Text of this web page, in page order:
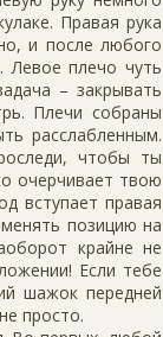
Правая рука
и после любого
Левое плечо чуть
– закрывать
Плечи собраны
расслабленным.
чтобы ты
очерчивает твою
вступает правая
позицию на
крайне не
Если тебе
шажок передней
просто.